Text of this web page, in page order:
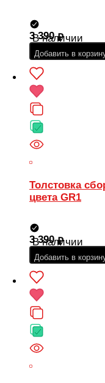
В наличии
3 390
Добавить в
Толстовка
цвета GR1
В наличии
3 390
Добавить в